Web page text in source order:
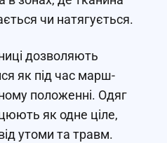
чи натягується.
дозволяють
як під час марш-
положенні. Одяг
як одне ціле,
утоми та травм.